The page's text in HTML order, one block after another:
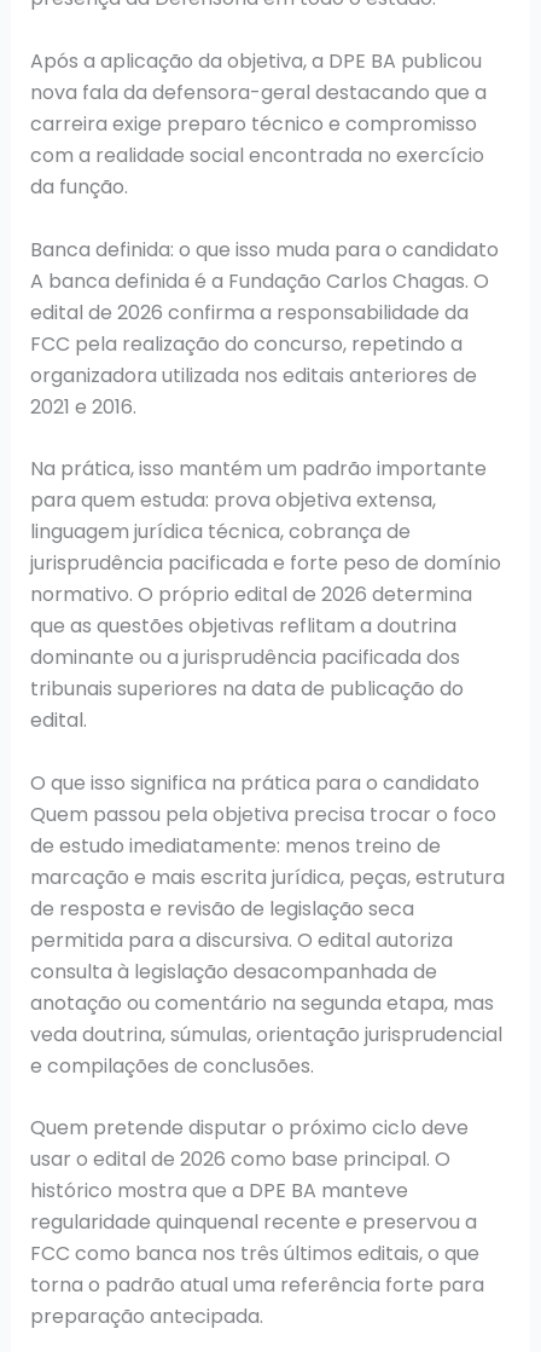
Após a aplicação da objetiva, a DPE BA publicou
nova fala da defensora-geral destacando que a
carreira exige preparo técnico e compromisso
com a realidade social encontrada no exercício
da função.
Banca definida: o que isso muda para o candidato
A banca definida é a Fundação Carlos Chagas. O
edital de 2026 confirma a responsabilidade da
FCC pela realização do concurso, repetindo a
organizadora utilizada nos editais anteriores de
2021 e 2016.
Na prática, isso mantém um padrão importante
para quem estuda: prova objetiva extensa,
linguagem jurídica técnica, cobrança de
jurisprudência pacificada e forte peso de domínio
normativo. O próprio edital de 2026 determina
que as questões objetivas reflitam a doutrina
dominante ou a jurisprudência pacificada dos
tribunais superiores na data de publicação do
edital.
O que isso significa na prática para o candidato
Quem passou pela objetiva precisa trocar o foco
de estudo imediatamente: menos treino de
marcação e mais escrita jurídica, peças, estrutura
de resposta e revisão de legislação seca
permitida para a discursiva. O edital autoriza
consulta à legislação desacompanhada de
anotação ou comentário na segunda etapa, mas
veda doutrina, súmulas, orientação jurisprudencial
e compilações de conclusões.
Quem pretende disputar o próximo ciclo deve
usar o edital de 2026 como base principal. O
histórico mostra que a DPE BA manteve
regularidade quinquenal recente e preservou a
FCC como banca nos três últimos editais, o que
torna o padrão atual uma referência forte para
preparação antecipada.